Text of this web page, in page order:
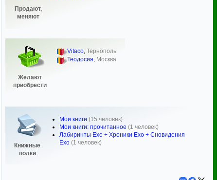
Продают,
меняют
Желают
приобрести
Vitaco, Тернополь
Теодосия, Москва
Книжные
полки
Мои книги (15 человек)
Мои книги: прочитанное (1 человек)
Лабиринты Ехо + Хроники Ехо + Сновидения
Ехо (1 человек)